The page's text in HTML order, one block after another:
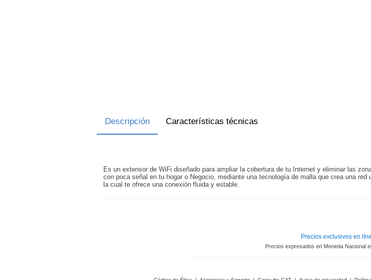
Descripción Características técnicas
Es un extensor de WiFi diseñado para ampliar la cobertura de tu Internet y eliminar las
con poca señal en tu hogar o Negocio, mediante una tecnología de malla que crea una red
la cual te ofrece una conexión fluida y estable.
Precios exclusivos en
Precios expresados en Moneda Nacional